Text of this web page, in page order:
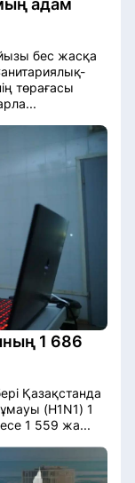
адам
бес жасқа
төрағасы
1 686
Қазақстанда
(H1N1) 1
1 559 жа...